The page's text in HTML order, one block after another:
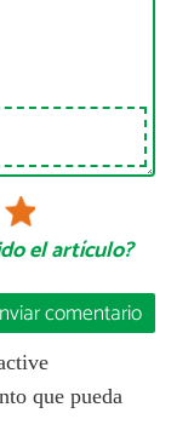
el artículo?
comentario
que pueda